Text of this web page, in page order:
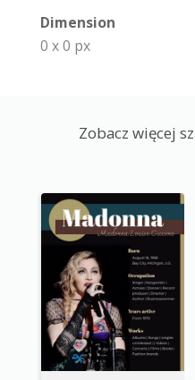
Dimension
0 x 0 px
Zobacz więcej